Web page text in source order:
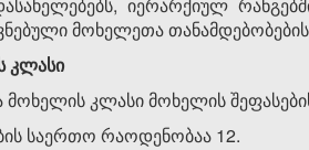
იერარქიულ
მოხელეთა
კლასი
მოხელის კლასი მოხელის
საერთო რაოდენობაა 12.